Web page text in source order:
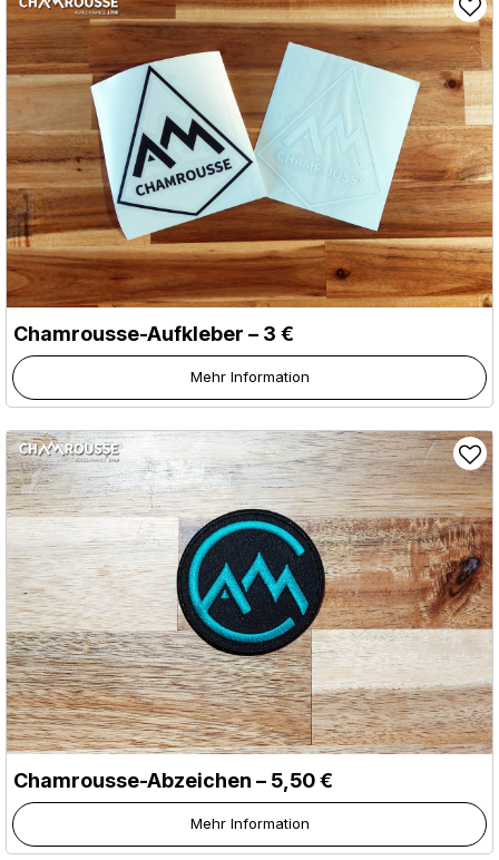
Chamrousse-Aufkleber – 3 €
Mehr Information
Chamrousse-Abzeichen – 5,50 €
Mehr Information